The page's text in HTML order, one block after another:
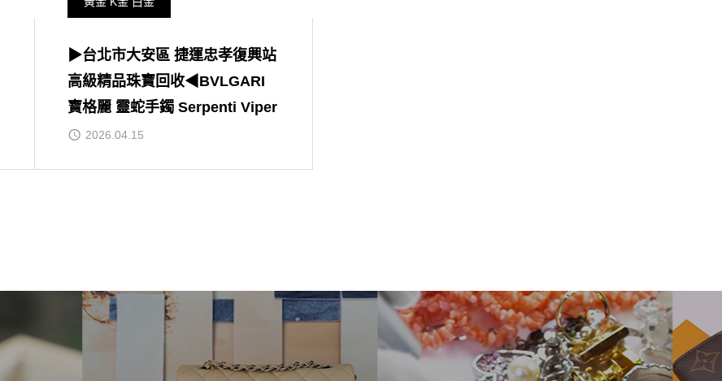
▶台北市大安區 捷運忠孝復興站
高級精品珠寶回收◀BVLGARI
寶格麗 靈蛇手鐲 Serpenti Viper
2026.04.15